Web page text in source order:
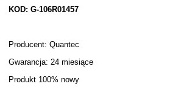
KOD: G-106R01457
Producent: Quantec
Gwarancja: 24 miesiące
Produkt 100% nowy